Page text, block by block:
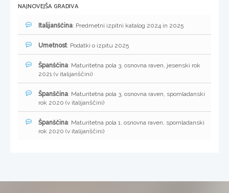
NAJNOVEJŠA GRADIVA
Italijanščina: Predmetni izpitni katalog 2024 in 2025
Umetnost: Podatki o izpitu 2025
Španščina: Maturitetna pola 3, osnovna raven, jesenski rok
2021 (v italijanščini)
Španščina: Maturitetna pola 3, osnovna raven, spomladanski
rok 2020 (v italijanščini)
Španščina: Maturitetna pola 1, osnovna raven, spomladanski
rok 2020 (v italijanščini)